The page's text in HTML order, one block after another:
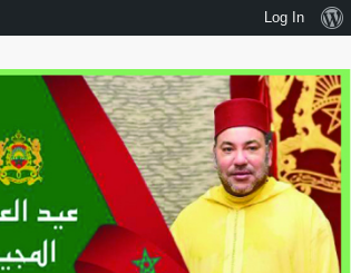
نبذة
ووردبريس
Log In